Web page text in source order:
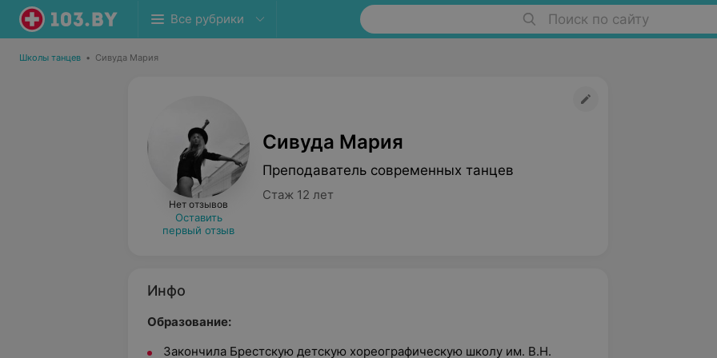
Все рубрики Поиск по сайту
Школы танцев • Сивуда Мария
Нет отзывов
Оставить
первый отзыв
Сивуда Мария
Преподаватель современных танцев
Стаж 12 лет
Инфо
Образование:
Закончила Брестскую детскую хореографическую школу им. В.Н.